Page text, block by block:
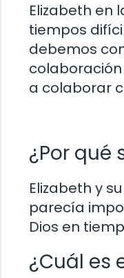
Elizabeth en
tiempos
debemos
colaboración
a colaborar
¿Por qué
Elizabeth y
parecía
Dios en
¿Cuál es